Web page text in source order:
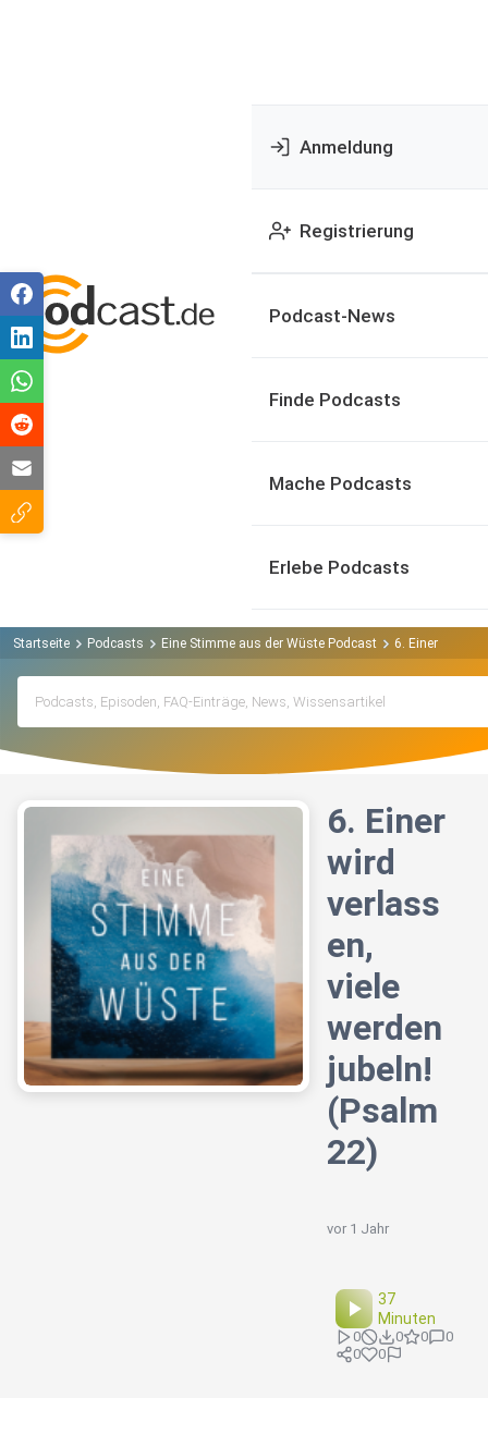
Anmeldung
Registrierung
Podcast-News
Finde Podcasts
Mache Podcasts
Erlebe Podcasts
Startseite Podcasts Eine Stimme aus der Wüste Podcast 6. Einer wird
6. Einer
wird
verlass
en,
viele
werden
jubeln!
(Psalm
22)
vor 1 Jahr
37
Minuten
0 0 0
0
0
0